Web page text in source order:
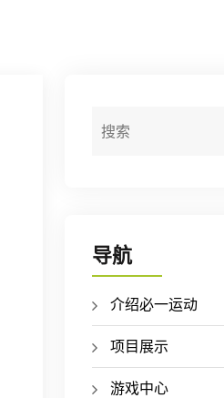
导航
介绍必一运动
项目展示
游戏中心